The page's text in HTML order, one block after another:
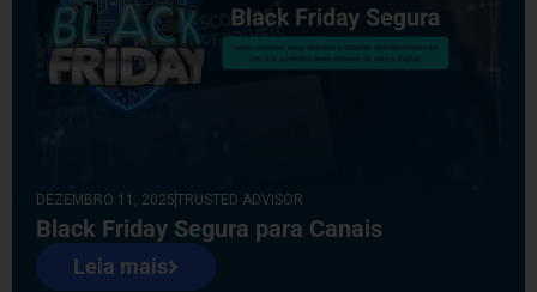
DEZEMBRO 11, 2025TRUSTED ADVISOR
Black Friday Segura para Canais
Leia mais